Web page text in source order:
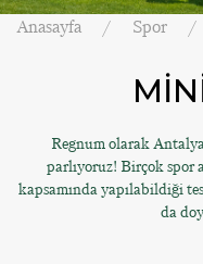
Anasayfa Spor
Regnum olarak
parlıyoruz! Birçok spor
kapsamında yapılabildiği
da